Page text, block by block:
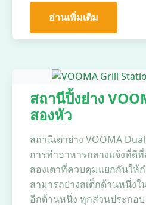
อ่านเพิ่มเติม
สถานีปิ้งย่าง
สองหัว
สถานีเตาย่าง VOOMA
การทำอาหารกลางแจ้งที่ดีที่
สองเตาที่ควบคุมแยกกันให้
สามารถย่างสเต็กด้านหนึ่ง
อีกด้านหนึ่ง ทุกส่วนประกอ